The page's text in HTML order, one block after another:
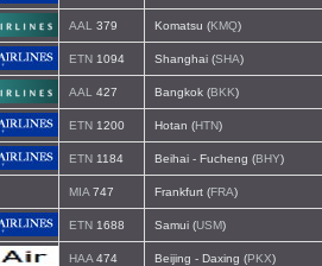
AAL 379 Komatsu (KMQ)
ETN 1094 Shanghai (SHA)
AAL 427 Bangkok (BKK)
ETN 1200 Hotan (HTN)
ETN 1184 Beihai - Fucheng (BHY)
MIA 747 Frankfurt (FRA)
ETN 1688 Samui (USM)
HAA 474 Beijing - Daxing (PKX)